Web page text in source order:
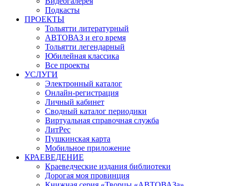
Подкасты
ПРОЕКТЫ
Тольятти литературный
АВТОВАЗ и его время
Тольятти легендарный
Юбилейная классика
Все проекты
УСЛУГИ
Электронный каталог
Онлайн-регистрация
Личный кабинет
Сводный каталог периодики
Виртуальная справочная служба
ЛитРес
Пушкинская карта
Мобильное приложение
КРАЕВЕДЕНИЕ
Краеведческие издания библиотеки
Дорогая моя провинция